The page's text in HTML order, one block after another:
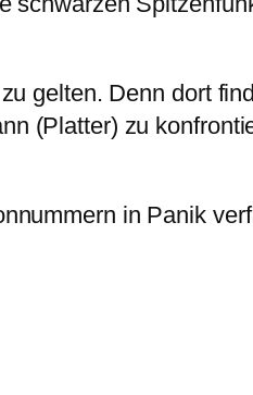
gelten. Denn dort
(Platter) zu
in Panik